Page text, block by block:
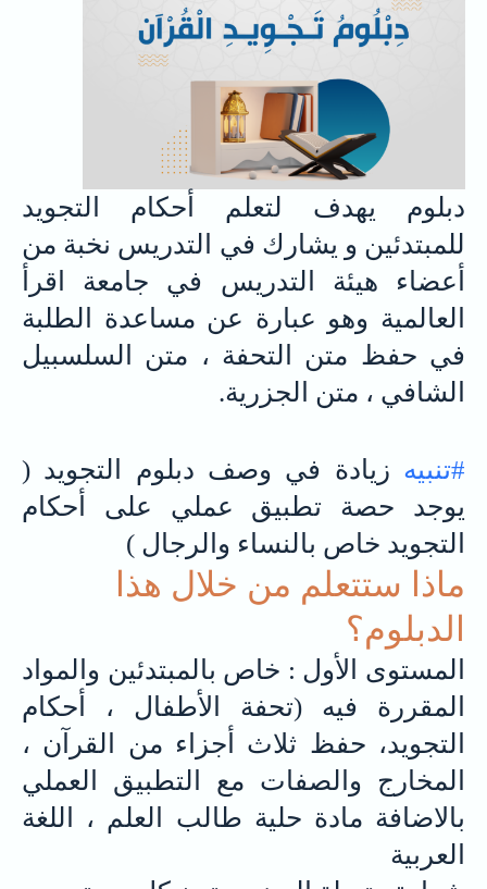
دبلوم يهدف لتعلم أحكام التجويد
للمبتدئين و يشارك في التدريس نخبة من
أعضاء هيئة التدريس في جامعة اقرأ
العالمية وهو عبارة عن مساعدة الطلبة
في حفظ متن التحفة ، متن السلسبيل
الشافي ، متن الجزرية.
#تنبيه زيادة في وصف دبلوم التجويد (
يوجد حصة تطبيق عملي على أحكام
التجويد خاص بالنساء والرجال )
ماذا ستتعلم من خلال هذا
الدبلوم؟
المستوى الأول : خاص بالمبتدئين والمواد
المقررة فيه (تحفة الأطفال ، أحكام
التجويد، حفظ ثلاث أجزاء من القرآن ،
المخارج والصفات مع التطبيق العملي
بالاضافة مادة حلية طالب العلم ، اللغة
العربية